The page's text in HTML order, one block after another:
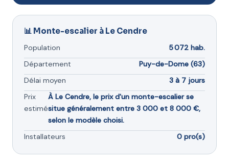
📊 Monte-escalier à Le Cendre
Population
5 072 hab.
Département
Puy-de-Dome (63)
Délai moyen
3 à 7 jours
Prix
estimé
À Le Cendre, le prix d'un monte-escalier se
situe généralement entre 3 000 et 8 000 €,
selon le modèle choisi.
Installateurs
0 pro(s)